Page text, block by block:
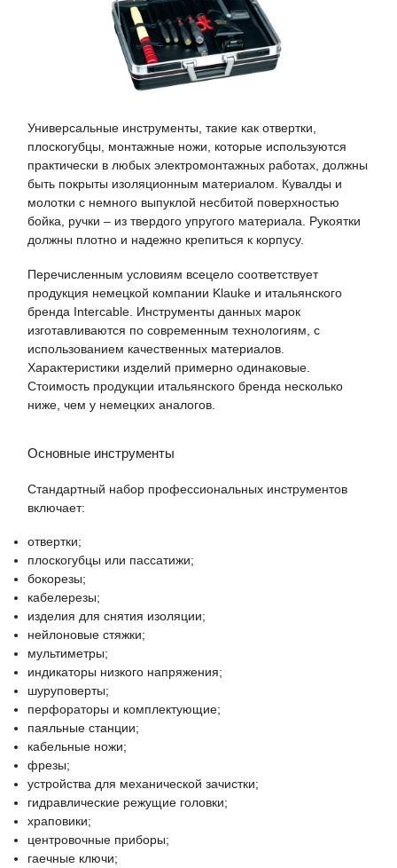
Универсальные инструменты, такие как отвертки,
плоскогубцы, монтажные ножи, которые используются
практически в любых электромонтажных работах, должны
быть покрыты изоляционным материалом. Кувалды и
молотки с немного выпуклой несбитой поверхностью
бойка, ручки – из твердого упругого материала. Рукоятки
должны плотно и надежно крепиться к корпусу.
Перечисленным условиям всецело соответствует
продукция немецкой компании Klauke и итальянского
бренда Intercable. Инструменты данных марок
изготавливаются по современным технологиям, с
использованием качественных материалов.
Характеристики изделий примерно одинаковые.
Стоимость продукции итальянского бренда несколько
ниже, чем у немецких аналогов.
Основные инструменты
Стандартный набор профессиональных инструментов
включает:
отвертки;
плоскогубцы или пассатижи;
бокорезы;
кабелерезы;
изделия для снятия изоляции;
нейлоновые стяжки;
мультиметры;
индикаторы низкого напряжения;
шуруповерты;
перфораторы и комплектующие;
паяльные станции;
кабельные ножи;
фрезы;
устройства для механической зачистки;
гидравлические режущие головки;
храповики;
центровочные приборы;
гаечные ключи;